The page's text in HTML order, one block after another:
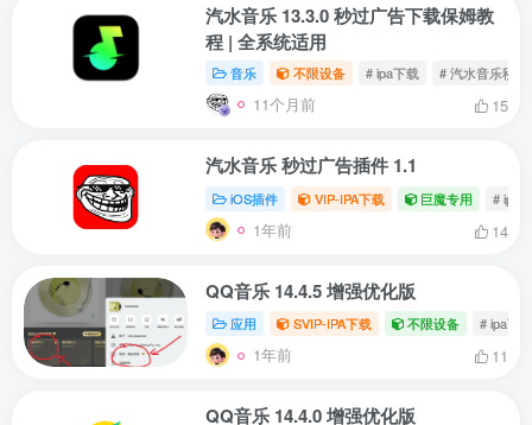
汽水音乐 13.3.0 秒过广告下载保姆教
程 | 全系统适用
音乐 不限设备 # ipa下载 # 汽水音乐秒过
11个月前 15
汽水音乐 秒过广告插件 1.1
iOS插件 VIP-IPA下载 巨魔专用 # ipa
1年前 14
QQ音乐 14.4.5 增强优化版
应用 SVIP-IPA下载 不限设备 # ipa下
1年前 11
QQ音乐 14.4.0 增强优化版